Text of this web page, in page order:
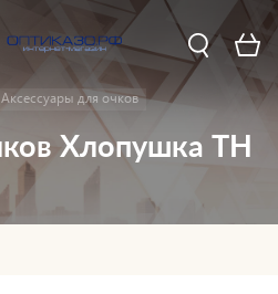
Аксессуары для очков
Хлопушка TH